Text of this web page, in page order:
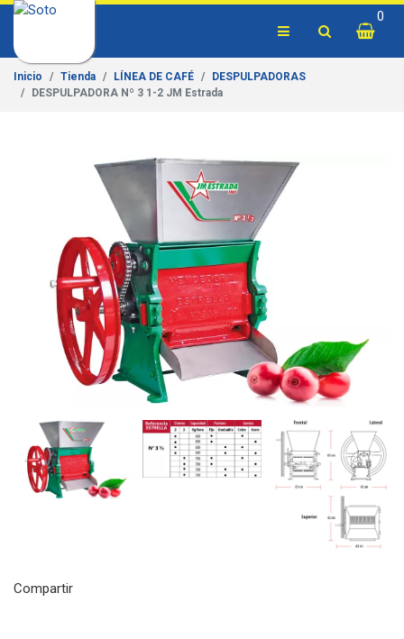
0
Inicio Tienda LÍNEA DE CAFÉ
DESPULPADORAS
DESPULPADORA Nº 3 1-2 JM Estrada
Previous
Compartir